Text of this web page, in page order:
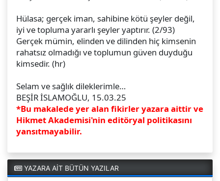
Hülasa; gerçek iman, sahibine kötü şeyler değil,
iyi ve topluma yararlı şeyler yaptırır. (2/93)
Gerçek mümin, elinden ve dilinden hiç kimsenin
rahatsız olmadığı ve toplumun güven duyduğu
kimsedir. (hr)
Selam ve sağlık dileklerimle…
BEŞİR İSLAMOĞLU, 15.03.25
*Bu makalede yer alan fikirler yazara aittir ve
Hikmet Akademisi'nin editöryal politikasını
yansıtmayabilir.
YAZARA AİT BÜTÜN YAZILAR